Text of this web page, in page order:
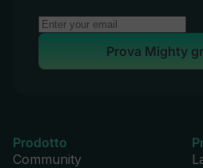
Prova Mighty
Prodotto
Community